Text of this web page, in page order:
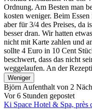
Ordnung. Am Besten man
kosten weniger. Beim
aber für 3/4 des Preises, da
besser dran. Wir hatten
nicht mit Karte zahlen und
sollte 4 Euro in 10 Cent
beschwert, dass das nicht
weggelaufen. An der
Weniger
Björn Aufenthalt von 2
Vor 6 Stunden gepostet
Ki Space Hotel & Spa, près